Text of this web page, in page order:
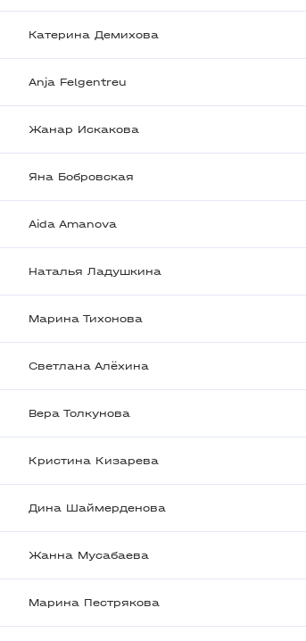
Катерина Демихова
Anja Felgentreu
Жанар Искакова
Яна Бобровская
Aida Amanova
Наталья Ладушкина
Марина Тихонова
Светлана Алёхина
Вера Толкунова
Кристина Кизарева
Дина Шаймерденова
Жанна Мусабаева
Марина Пестрякова